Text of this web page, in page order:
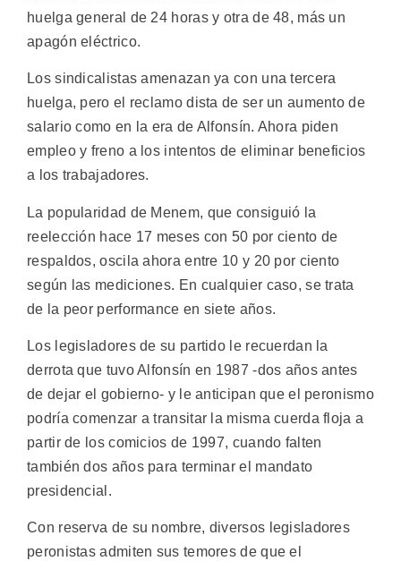
huelga general de 24 horas y otra de 48, más un
apagón eléctrico.
Los sindicalistas amenazan ya con una tercera
huelga, pero el reclamo dista de ser un aumento de
salario como en la era de Alfonsín. Ahora piden
empleo y freno a los intentos de eliminar beneficios
a los trabajadores.
La popularidad de Menem, que consiguió la
reelección hace 17 meses con 50 por ciento de
respaldos, oscila ahora entre 10 y 20 por ciento
según las mediciones. En cualquier caso, se trata
de la peor performance en siete años.
Los legisladores de su partido le recuerdan la
derrota que tuvo Alfonsín en 1987 -dos años antes
de dejar el gobierno- y le anticipan que el peronismo
podría comenzar a transitar la misma cuerda floja a
partir de los comicios de 1997, cuando falten
también dos años para terminar el mandato
presidencial.
Con reserva de su nombre, diversos legisladores
peronistas admiten sus temores de que el